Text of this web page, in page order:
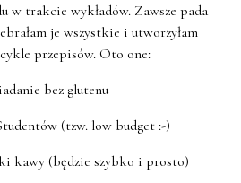
w trakcie wykładów. Zawsze pada
je wszystkie i utworzyłam
przepisów. Oto one:
bez glutenu
(tzw. low budget :-)
kawy (będzie szybko i prosto)